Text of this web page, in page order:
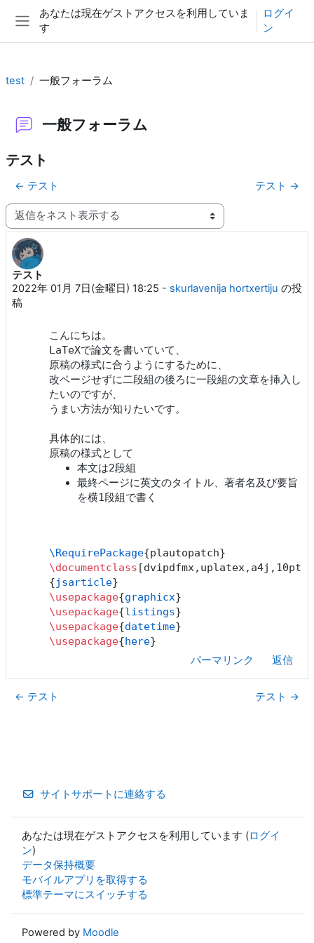
メインコンテンツへスキップする
サイドパネル
あなたは現在ゲストアクセスを利用していま
す
ログイ
ン
test 一般フォーラム
一般フォーラム
テスト
← テスト テスト →
表示モード
テスト
2022年 01月 7日(金曜日) 18:25 - skurlavenija hortxertiju の投
稿
返信数: 0
こんにちは。
LaTeXで論文を書いていて、
原稿の様式に合うようにするために、
改ページせずに二段組の後ろに一段組の文章を挿入し
たいのですが、
うまい方法が知りたいです。
具体的には、
原稿の様式として
本文は2段組
最終ページに英文のタイトル、著者名及び要旨
を横1段組で書く
\RequirePackage{plautopatch}
\documentclass
{jsarticle}
\usepackage{graphicx}
\usepackage{listings}
\usepackage{datetime}
\usepackage{here}
パーマリンク 返信
← テスト テスト →
サイトサポートに連絡する
あなたは現在ゲストアクセスを利用しています (ログイ
ン)
データ保持概要
モバイルアプリを取得する
標準テーマにスイッチする
Powered by Moodle